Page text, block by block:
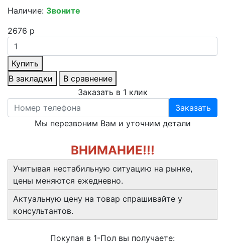
Наличие: Звоните
2676 р
Купить
В закладки
В сравнение
Заказать в 1 клик
Заказать
Мы перезвоним Вам и уточним детали
ВНИМАНИЕ!!!
Учитывая нестабильную ситуацию на рынке,
цены меняются ежедневно.
Актуальную цену на товар спрашивайте у
консультантов.
Покупая в 1-Пол вы получаете: